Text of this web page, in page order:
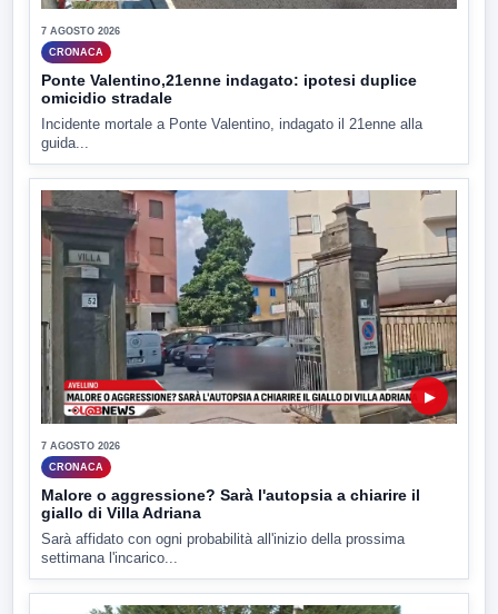
7 AGOSTO 2026
CRONACA
Ponte Valentino,21enne indagato: ipotesi duplice
omicidio stradale
Incidente mortale a Ponte Valentino, indagato il 21enne alla
guida...
▶
7 AGOSTO 2026
CRONACA
Malore o aggressione? Sarà l'autopsia a chiarire il
giallo di Villa Adriana
Sarà affidato con ogni probabilità all'inizio della prossima
settimana l'incarico...